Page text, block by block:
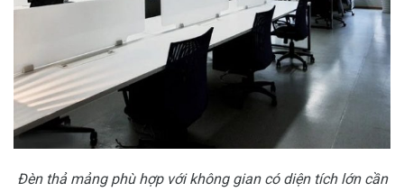
Đèn thả mảng phù hợp với không gian có diện tích lớn cần